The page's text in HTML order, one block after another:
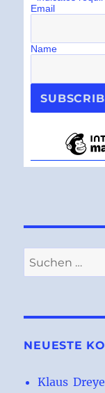
Name
Suchen
nach:
NEUESTE
Klaus